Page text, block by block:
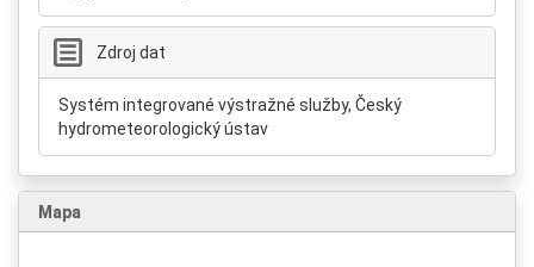
Zdroj dat
Systém integrované výstražné služby, Český
hydrometeorologický ústav
Mapa